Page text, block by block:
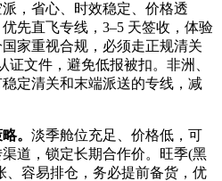
，省心、时效稳定、价格透
先直飞专线，3–5 天签收，体验
家重视合规，必须走正规清关
证文件，避免低报被扣。非洲、
定清关和末端派送的专线，减
。 淡季舱位充足、价格低，可
道，锁定长期合作价。旺季(黑
、容易排仓，务必提前备货，优